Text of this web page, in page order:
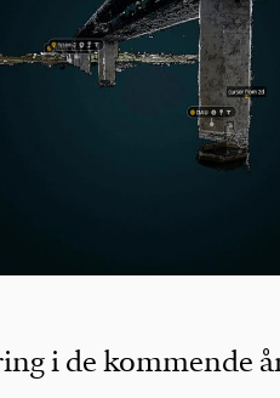
i de kommende